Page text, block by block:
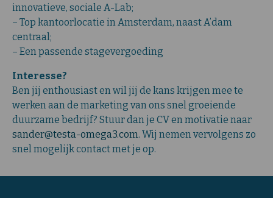
innovatieve, sociale A-Lab;
– Top kantoorlocatie in Amsterdam, naast A’dam
centraal;
– Een passende stagevergoeding
Interesse?
Ben jij enthousiast en wil jij de kans krijgen mee te
werken aan de marketing van ons snel groeiende
duurzame bedrijf? Stuur dan je CV en motivatie naar
sander@testa-omega3.com. Wij nemen vervolgens zo
snel mogelijk contact met je op.